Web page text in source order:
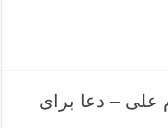
علی – دعا برای